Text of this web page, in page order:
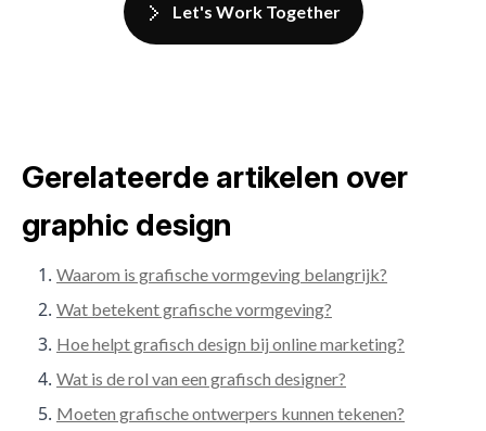
Let's Work Together
Gerelateerde artikelen over
graphic design
Waarom is grafische vormgeving belangrijk?
Wat betekent grafische vormgeving?
Hoe helpt grafisch design bij online marketing?
Wat is de rol van een grafisch designer?
Moeten grafische ontwerpers kunnen tekenen?